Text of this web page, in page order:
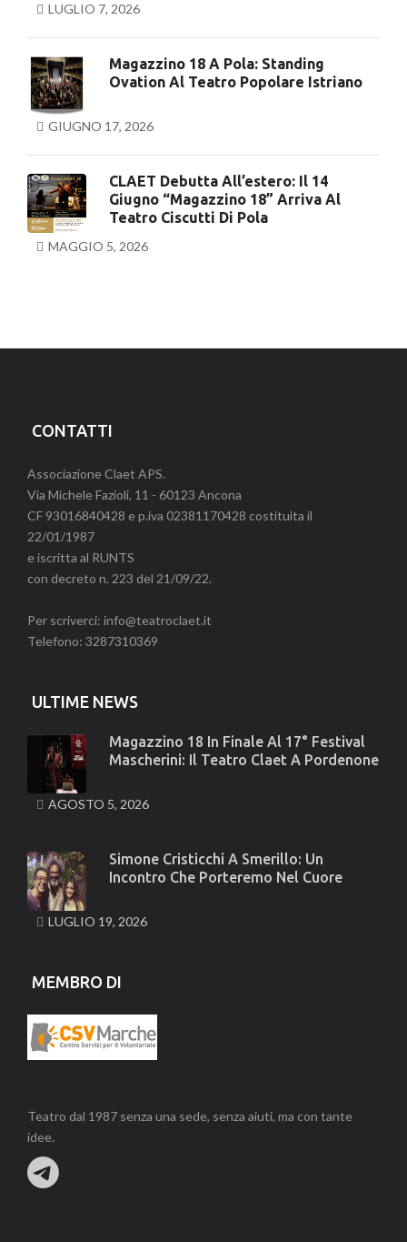
LUGLIO 7, 2026
Magazzino 18 A Pola: Standing
Ovation Al Teatro Popolare Istriano
GIUGNO 17, 2026
CLAET Debutta All’estero: Il 14
Giugno “Magazzino 18” Arriva Al
Teatro Ciscutti Di Pola
MAGGIO 5, 2026
CONTATTI
Associazione Claet APS.
Via Michele Fazioli, 11 - 60123 Ancona
CF 93016840428 e p.iva 02381170428 costituita il
22/01/1987
e iscritta al RUNTS
con decreto n. 223 del 21/09/22.
Per scriverci: info@teatroclaet.it
Telefono: 3287310369
ULTIME NEWS
Magazzino 18 In Finale Al 17° Festival
Mascherini: Il Teatro Claet A Pordenone
AGOSTO 5, 2026
Simone Cristicchi A Smerillo: Un
Incontro Che Porteremo Nel Cuore
LUGLIO 19, 2026
MEMBRO DI
Teatro dal 1987 senza una sede, senza aiuti, ma con tante
idee.